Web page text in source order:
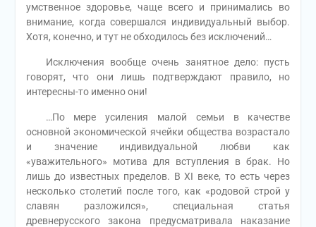
умственное здоровье, чаще всего и принимались во
внимание, когда совершался индивидуальный выбор.
Хотя, конечно, и тут не обходилось без исключений…
Исключения вообще очень занятное дело: пусть
говорят, что они лишь подтверждают правило, но
интересны-то именно они!
…По мере усиления малой семьи в качестве
основной экономической ячейки общества возрастало
и значение индивидуальной любви как
«уважительного» мотива для вступления в брак. Но
лишь до известных пределов. В ХI веке, то есть через
несколько столетий после того, как «родовой строй у
славян разложился», специальная статья
древнерусского закона предусматривала наказание